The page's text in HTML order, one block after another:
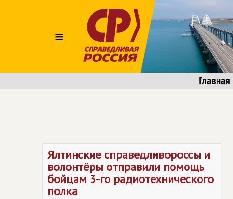
≡
Главная
Ялтинские справедливороссы и
волонтёры отправили помощь
бойцам 3-го радиотехнического
полка